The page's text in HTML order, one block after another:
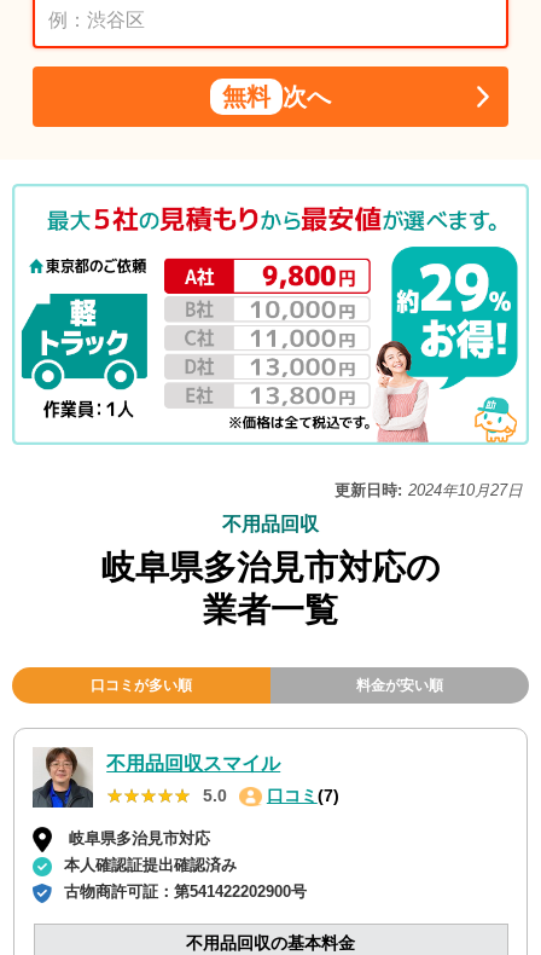
無料 次へ
更新日時: 2024年10月27日
不用品回収
岐阜県多治見市対応の
業者一覧
口コミが多い順 料金が安い順
不用品回収スマイル
★★★★★
★★★★★ 5.0 口コミ (7)
岐阜県多治見市対応
本人確認証提出確認済み
古物商許可証：第541422202900号
不用品回収の基本料金